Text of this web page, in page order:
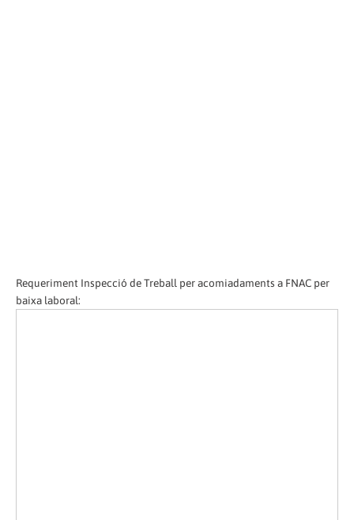
Requeriment Inspecció de Treball per acomiadaments a FNAC per
baixa laboral: